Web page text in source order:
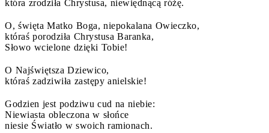
która zrodziła Chrystusa, niewiędnącą różę.
O, święta Matko Boga, niepokalana Owieczko,
któraś porodziła Chrystusa Baranka,
Słowo wcielone dzięki Tobie!
O Najświętsza Dziewico,
któraś zadziwiła zastępy anielskie!
Godzien jest podziwu cud na niebie:
Niewiasta obleczona w słońce
niesie Światło w swoich ramionach.